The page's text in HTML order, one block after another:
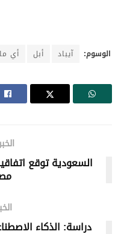
الوسوم: آيباد أبل أي
السعودية توقع
دراسة: الذكاء